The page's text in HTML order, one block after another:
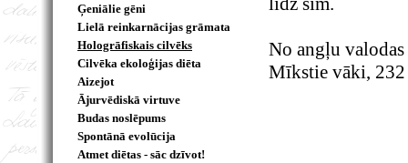
Ģeniālie gēni
Lielā reinkarnācijas grāmata
Hologrāfiskais cilvēks
Cilvēka ekoloģijas diēta
Aizejot
Ājurvēdiskā virtuve
Budas noslēpums
Spontānā evolūcija
Atmet diētas - sāc dzīvot!
No angļu
Mīkstie vāki,